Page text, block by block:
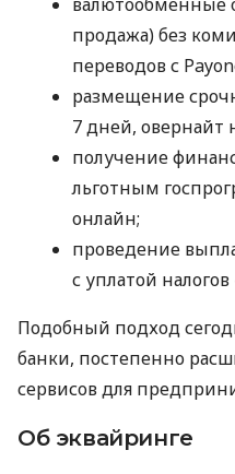
продажа) без
переводов с
размещение
7 дней, овернайт
получение
льготным
онлайн;
проведение
с уплатой
Подобный подход
банки, постепенно
сервисов для
Об эквайринге